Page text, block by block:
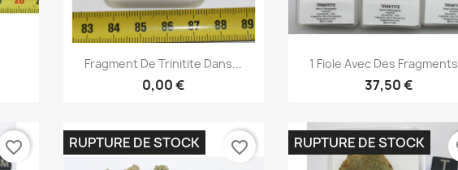
Aperçu rapide
Fragment De Trinitite Dans...
0,00 €
Aperçu rapide
1 Fiole Avec Des
37,50 €
favorite_border RUPTURE DE STOCK favorite_border RUPTURE DE STOCK